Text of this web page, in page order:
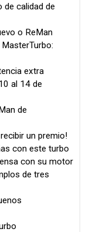
calidad de
o ReMan
extra
al 14 de
de
un premio!
con este turbo
con su motor
de tres